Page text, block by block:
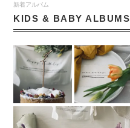
新着アルバム
KIDS & BABY ALBUMS